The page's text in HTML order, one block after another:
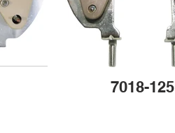
7018-125